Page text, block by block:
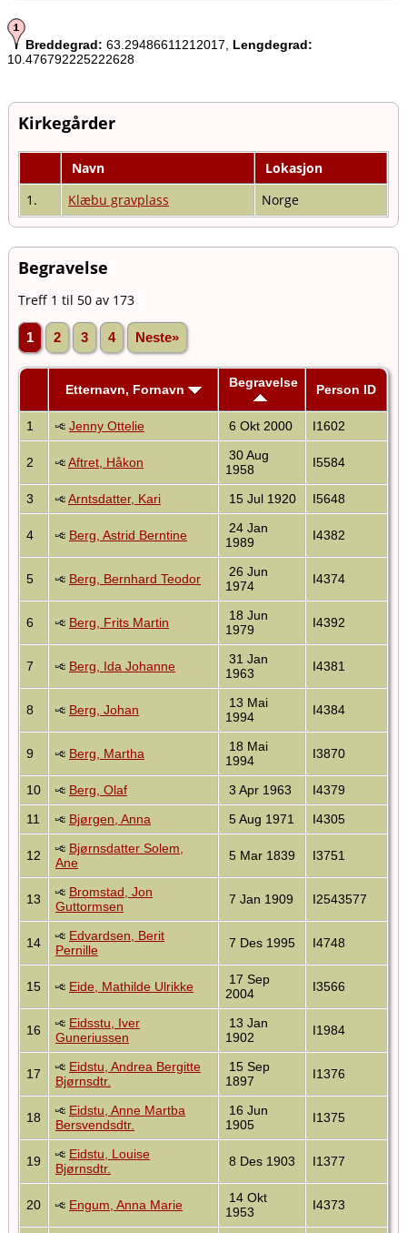
Breddegrad: 63.29486611212017, Lengdegrad:
10.476792225222628
Kirkegårder
Navn
Lokasjon
1.
Klæbu gravplass Norge
Begravelse
Treff 1 til 50 av 173
1 2 3 4 Neste»
Etternavn, Fornavn Begravelse Person ID
1 Jenny Ottelie 6 Okt 2000 I1602
2 Aftret, Håkon
30 Aug
1958
I5584
3 Arntsdatter, Kari 15 Jul 1920 I5648
4 Berg, Astrid Berntine
24 Jan
1989
I4382
5 Berg, Bernhard Teodor
26 Jun
1974
I4374
6 Berg, Frits Martin
18 Jun
1979
I4392
7 Berg, Ida Johanne
31 Jan
1963
I4381
8 Berg, Johan
13 Mai
1994
I4384
9 Berg, Martha
18 Mai
1994
I3870
10 Berg, Olaf 3 Apr 1963
I4379
11
Bjørgen, Anna 5 Aug 1971 I4305
12
Bjørnsdatter Solem,
Ane
5 Mar 1839 I3751
13
Bromstad, Jon
Guttormsen
7 Jan 1909 I2543577
14
Edvardsen, Berit
Pernille
7 Des 1995 I4748
15 Eide, Mathilde Ulrikke
17 Sep
2004
I3566
16
Eidsstu, Iver
Guneriussen
13 Jan
1902
I1984
17
Eidstu, Andrea Bergitte
Bjørnsdtr.
15 Sep
1897
I1376
18
Eidstu, Anne Martba
Bersvendsdtr.
16 Jun
1905
I1375
19
Eidstu, Louise
Bjørnsdtr.
8 Des 1903 I1377
20 Engum, Anna Marie
14 Okt
1953
I4373